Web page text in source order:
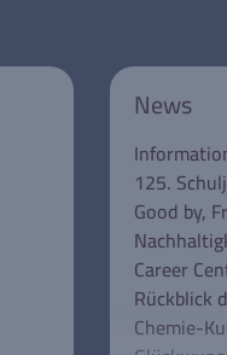
News
125.
Good by,
Career
Rückblick
Chemie-